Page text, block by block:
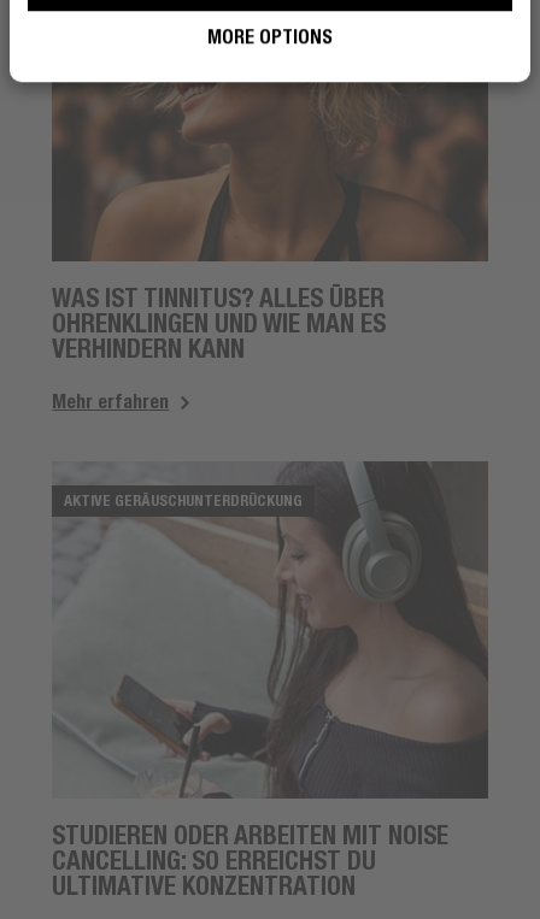
MORE OPTIONS
WAS IST TINNITUS? ALLES ÜBER
OHRENKLINGEN UND WIE MAN ES
VERHINDERN KANN
Mehr erfahren
AKTIVE GERÄUSCHUNTERDRÜCKUNG
STUDIEREN ODER ARBEITEN MIT NOISE
CANCELLING: SO ERREICHST DU
ULTIMATIVE KONZENTRATION